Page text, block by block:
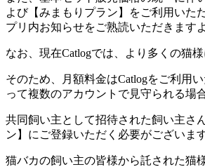
よび【みまもりプラン】をご利用いた
プリ内お知らせをご熟読いただきます
なお、現在Catlogでは、より多くの猫
そのため、月額料金はCatlogをご利用
って複数のアカウントで見守られる場
共同飼い主として招待された飼い主さ
ン】にご登録いただく必要がございます
猫バカの飼い主の皆様から託された猫